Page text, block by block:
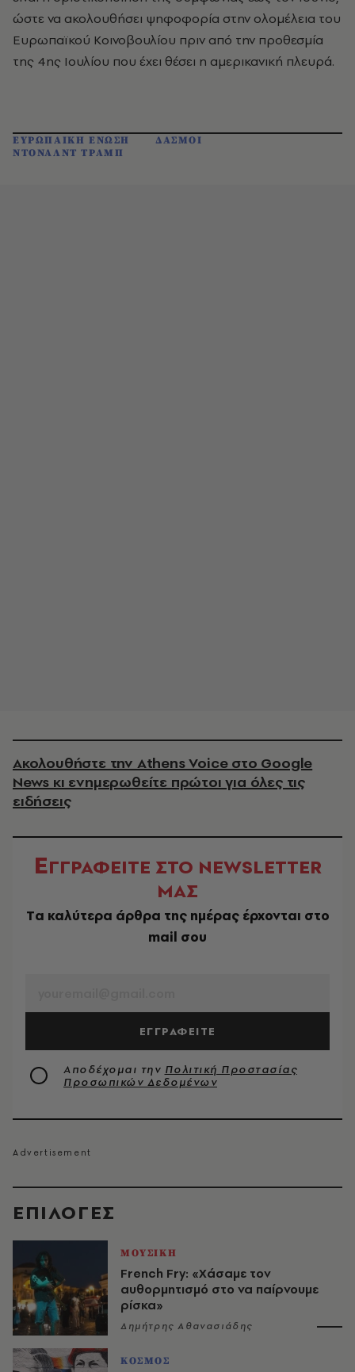
EΠΙΛΟΓΈΣ
ΜΟΥΣΙΚΗ
French Fry: «Χάσαμε τον
αυθορμητισμό στο να παίρνουμε
ρίσκα»
Δημήτρης Αθανασιάδης
ΚΟΣΜΟΣ
ώστε να ακολουθήσει ψηφοφορία στην ολομέλεια του
Ευρωπαϊκού Κοινοβουλίου πριν από την προθεσμία
της 4ης Ιουλίου που έχει θέσει η αμερικανική πλευρά.
ΕΥΡΩΠΑΙΚΗ ΕΝΩΣΗ
ΔΑΣΜΟΙ
ΝΤΟΝΑΛΝΤ ΤΡΑΜΠ
Ακολουθήστε την Athens Voice στο Google
News κι ενημερωθείτε πρώτοι για όλες τις
ειδήσεις
ΕΓΓΡΑΦΕΙΤΕ ΣΤΟ NEWSLETTER
ΜΑΣ
Tα καλύτερα άρθρα της ημέρας έρχονται στο
mail σου
ΕΓΓΡΑΦΕΙΤΕ
Αποδέχομαι την Πολιτική Προστασίας
Προσωπικών Δεδομένων